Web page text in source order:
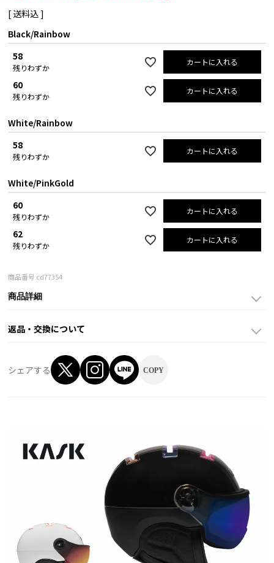
送料込
Black/Rainbow
58
残りわずか
カートに入れる
60
残りわずか
カートに入れる
White/Rainbow
58
残りわずか
カートに入れる
White/PinkGold
60
残りわずか
カートに入れる
62
残りわずか
カートに入れる
商品番号 cd77354
商品詳細
返品・交換について
シェアする